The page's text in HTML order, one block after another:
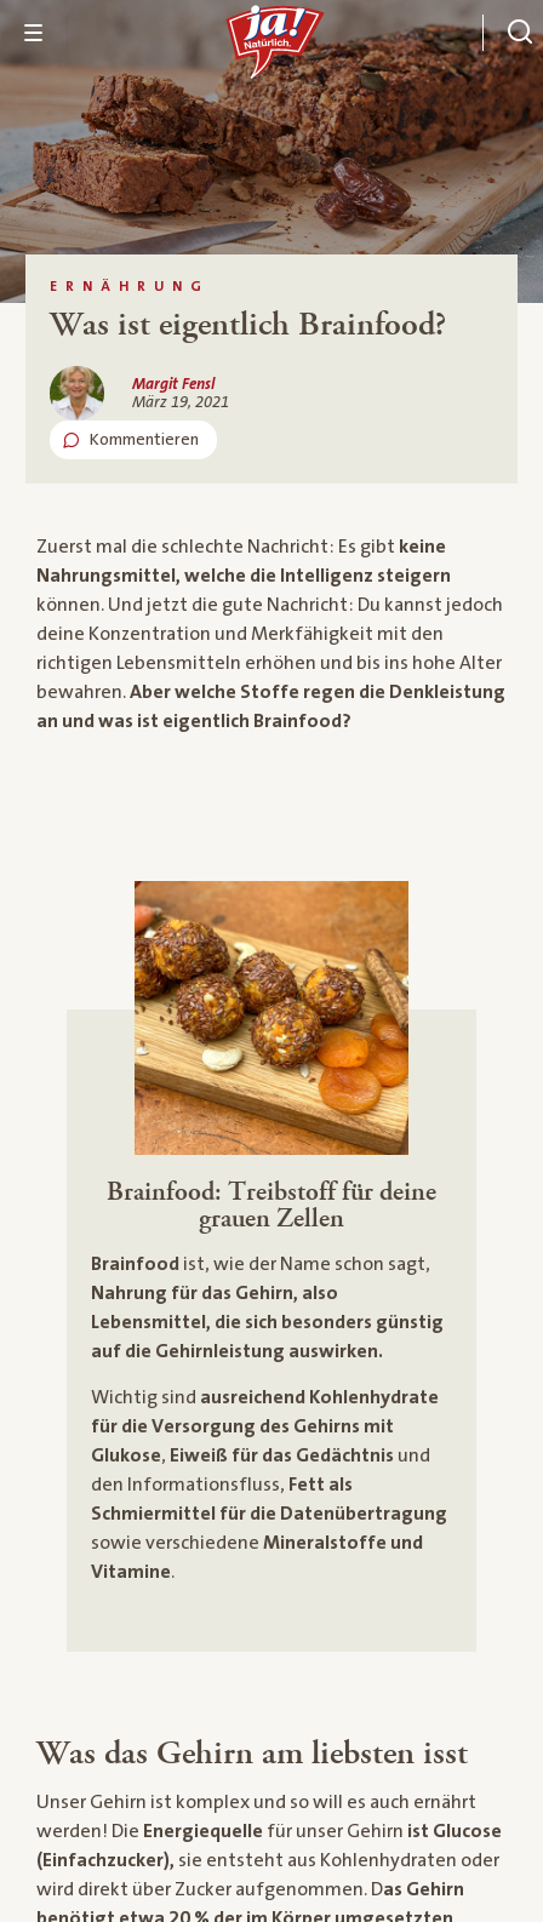
ERNÄHRUNG
Was ist eigentlich Brainfood?
Margit Fensl
März 19, 2021
Kommentieren
Zuerst mal die schlechte Nachricht: Es gibt keine
Nahrungsmittel, welche die Intelligenz steigern
können. Und jetzt die gute Nachricht: Du kannst jedoch
deine Konzentration und Merkfähigkeit mit den
richtigen Lebensmitteln erhöhen und bis ins hohe Alter
bewahren.Aber welche Stoffe regen die Denkleistung
an und was ist eigentlich Brainfood?
Brainfood: Treibstoff für deine
grauen Zellen
Brainfood ist, wie der Name schon sagt,
Nahrung für das Gehirn, also
Lebensmittel, die sich besonders günstig
auf die Gehirnleistung auswirken.
Wichtig sind ausreichend Kohlenhydrate
für die Versorgung des Gehirns mit
Glukose, Eiweiß für das Gedächtnis und
den Informationsfluss, Fett als
Schmiermittel für die Datenübertragung
sowie verschiedene Mineralstoffe und
Vitamine.
Was das Gehirn am liebsten isst
Unser Gehirn ist komplex und so will es auch ernährt
werden! Die Energiequelle für unser Gehirn ist Glucose
(Einfachzucker), sie entsteht aus Kohlenhydraten oder
wird direkt über Zucker aufgenommen. Das Gehirn